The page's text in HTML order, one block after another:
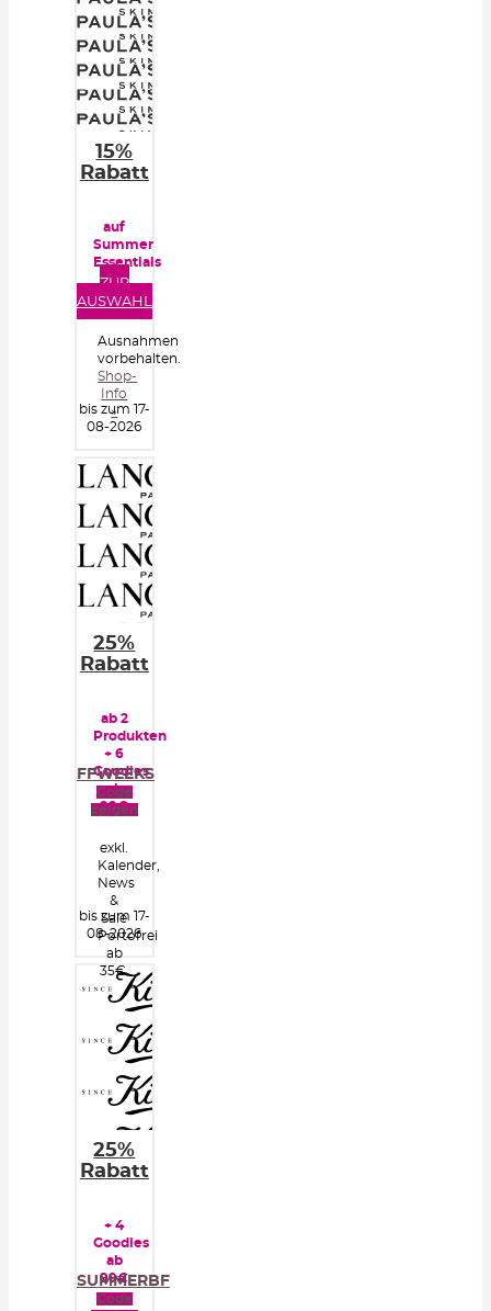
15%
Rabatt
auf
Summer
Essentials
ZUR
AUSWAHL
Ausnahmen
vorbehalten.
Shop-
Info
»
bis zum 17-
08-2026
25%
Rabatt
ab 2
Produkten
+ 6
Goodies
ab
99€
FFWEEKS
Code
zeigen
exkl.
Kalender,
News
&
Sale
Portofrei
ab
35€.
bis zum 17-
08-2026
25%
Rabatt
+ 4
Goodies
ab
99€
SUMMERBF
Code